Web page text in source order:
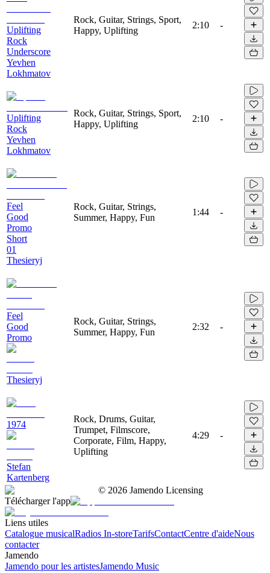
Uplifting
Rock
Underscore
Yevhen
Lokhmatov
Rock, Guitar, Strings, Sport,
Happy, Uplifting
2:10 -
Uplifting
Rock
Yevhen
Lokhmatov
Rock, Guitar, Strings, Sport,
Happy, Uplifting
2:10 -
Feel
Good
Promo
Short
01
Thesieryj
Rock, Guitar, Strings,
Summer, Happy, Fun
1:44 -
Feel
Good
Promo
Thesieryj
Rock, Guitar, Strings,
Summer, Happy, Fun
2:32 -
1974
Stefan
Kartenberg
Rock, Drums, Guitar,
Trumpet, Filmscore,
Corporate, Film, Happy,
Uplifting
4:29 -
© 2026 Jamendo Licensing
Télécharger l'app
Liens utiles
Catalogue musicalRadios In-storeTarifsContactCentre d'aideNous
contacter
Jamendo
Jamendo pour les artistesJamendo Music